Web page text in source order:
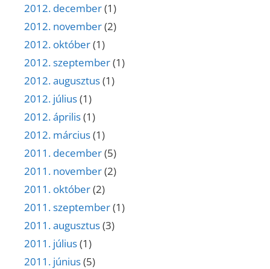
2012. december(1)
2012. november(2)
2012. október(1)
2012. szeptember(1)
2012. augusztus(1)
2012. július(1)
2012. április(1)
2012. március(1)
2011. december(5)
2011. november(2)
2011. október(2)
2011. szeptember(1)
2011. augusztus(3)
2011. július(1)
2011. június(5)